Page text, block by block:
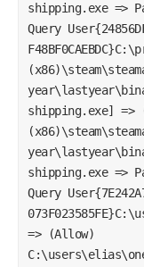
shipping.exe =>
Query
shipping.exe]
shipping.exe =>
Query
=> (Allow)